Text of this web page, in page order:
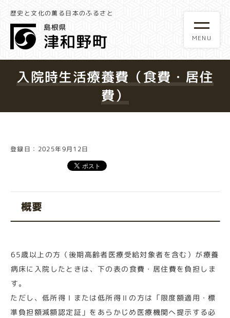
歴史と文化の薫る日本のふるさと
入院時生活療養費（食費・居住
費）
登録日：2025年9月12日
概要
65歳以上の方（後期高齢者医療受給対象者を含む）が療養
病床に入院したときは、下の表の食費・居住費を負担しま
す。
ただし、低所得Ⅰまたは低所得Ⅱの方は「限度額適用・標
準負担額減額認定証」をあらかじめ医療機関へ提示する必